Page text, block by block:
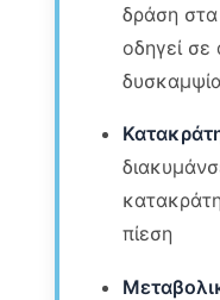
δράση
οδηγεί σε
πίεση